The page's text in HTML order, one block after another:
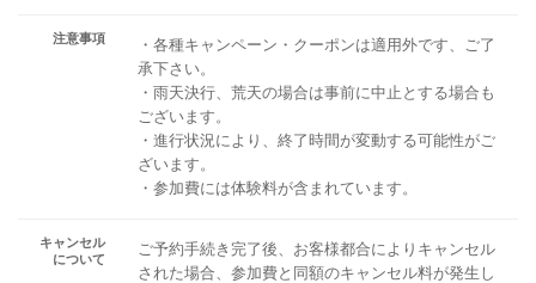
注意事項
・各種キャンペーン・クーポンは適用外です、ご了
承下さい。
・雨天決行、荒天の場合は事前に中止とする場合も
ございます。
・進行状況により、終了時間が変動する可能性がご
ざいます。
・参加費には体験料が含まれています。
キャンセル
について
ご予約手続き完了後、お客様都合によりキャンセル
された場合、参加費と同額のキャンセル料が発生し